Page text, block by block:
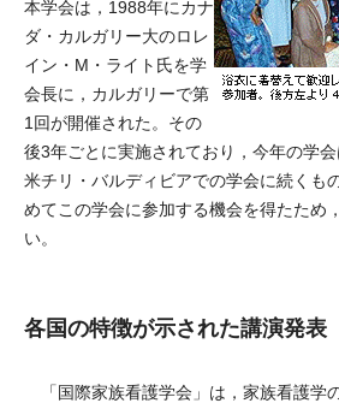
本学会は，1988年にカナ
ダ・カルガリー大のロレ
イン・M・ライト氏を学
会長に，カルガリーで第
1回が開催された。その
後3年ごとに実施されており，今年の学
米チリ・バルディビアでの学会に続くも
めてこの学会に参加する機会を得たため
い。
各国の特徴が示された講演発表
「国際家族看護学会」は，家族看護学